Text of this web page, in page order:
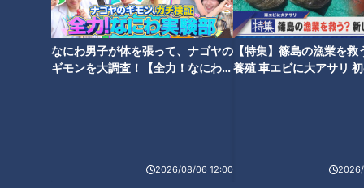
なにわ男子が体を張って、ナゴヤの
ギモンを大調査！【全力！なにわ実
2026/08/06 12:00
【特集】篠島の漁業を救
養殖 車エビに大アサリ
許を取らないまま栃木に嫁いでくると、免許を取る機会を失う
から、自転車に乗っている」との説明に、スタッフは首をかし
げますが作戦実行です。